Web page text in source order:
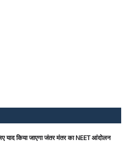
याद किया जाएगा जंतर मंतर का NEET आंदोलन